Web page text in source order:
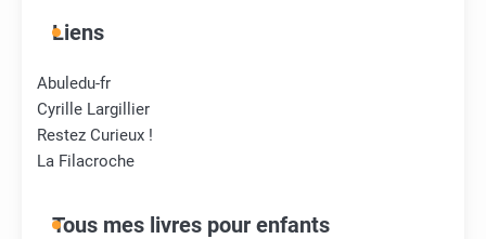
Liens
Abuledu-fr
Cyrille Largillier
Restez Curieux !
La Filacroche
Tous mes livres pour enfants